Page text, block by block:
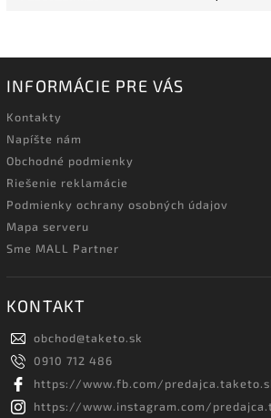
INFORMÁCIE PRE VÁS
Kontakty
Napíšte nám
Obchodné podmienky
Riešenie reklamácie
Podmienky ochrany osobných údajov
Mapa serveru
Sme MALL Partner
KONTAKT
obchod@taketo.sk
0910 712 486
https://www.fb.com/
https://www.instagram.com/